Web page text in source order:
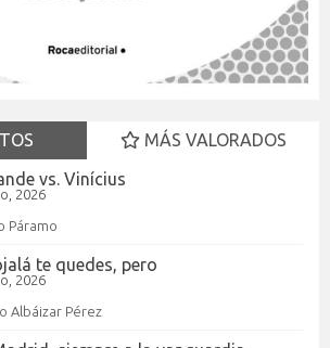
MÁS VALORADOS
vs. Vinícius
2026
Páramo
te quedes, pero
2026
Albáizar Pérez